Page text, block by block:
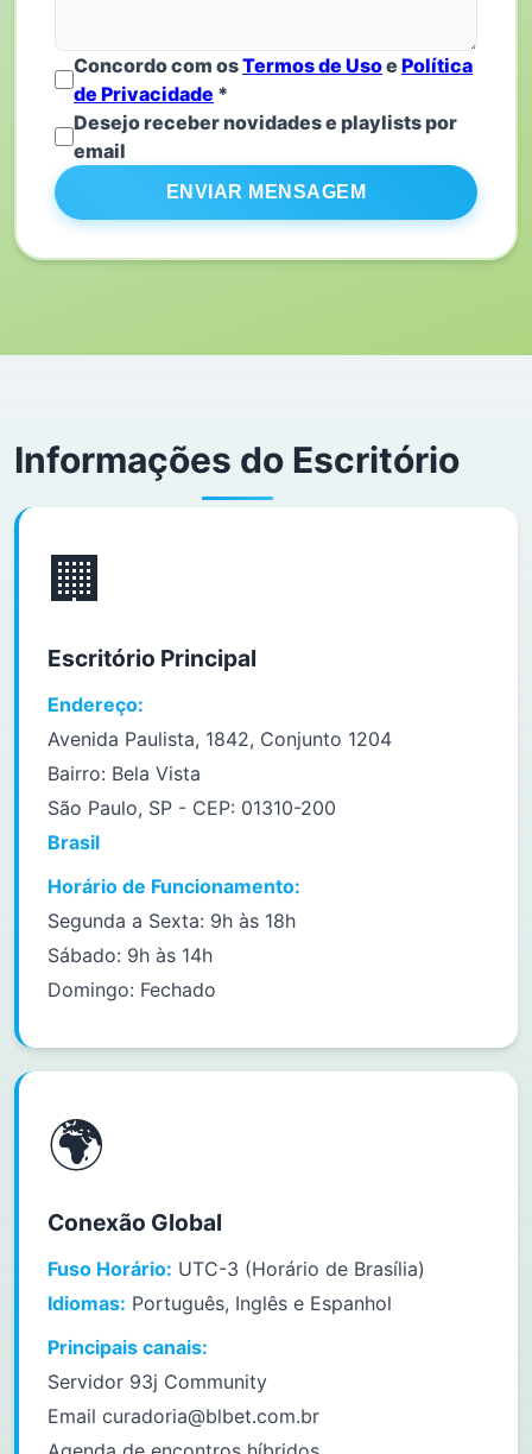
Concordo com osTermos de Usoe Política
de Privacidade *
Desejo receber novidades e playlists por
email
ENVIAR MENSAGEM
Informações do Escritório
🏢
Escritório Principal
Endereço:
Avenida Paulista, 1842, Conjunto 1204
Bairro: Bela Vista
São Paulo, SP - CEP: 01310-200
Brasil
Horário de Funcionamento:
Segunda a Sexta: 9h às 18h
Sábado: 9h às 14h
Domingo: Fechado
🌍
Conexão Global
Fuso Horário: UTC-3 (Horário de Brasília)
Idiomas: Português, Inglês e Espanhol
Principais canais:
Servidor 93j Community
Email curadoria@blbet.com.br